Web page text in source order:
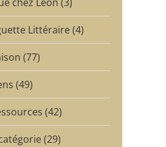
Littéraire (4)
(77)
(49)
(42)
(29)